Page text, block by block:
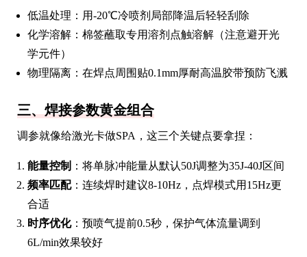
低温处理：用-20℃冷喷剂局部降温后轻轻刮除
化学溶解：棉签蘸取专用溶剂点触溶解（注意避开光
学元件）
物理隔离：在焊点周围贴0.1mm厚耐高温胶带预防飞溅
三、焊接参数黄金组合
调参就像给激光卡做SPA，这三个关键点要拿捏：
能量控制 ：将单脉冲能量从默认50J调整为35J-40J区间
频率匹配：连续焊时建议8-10Hz，点焊模式用15Hz更
合适
时序优化：预喷气提前0.5秒，保护气体流量调到
6L/min效果较好